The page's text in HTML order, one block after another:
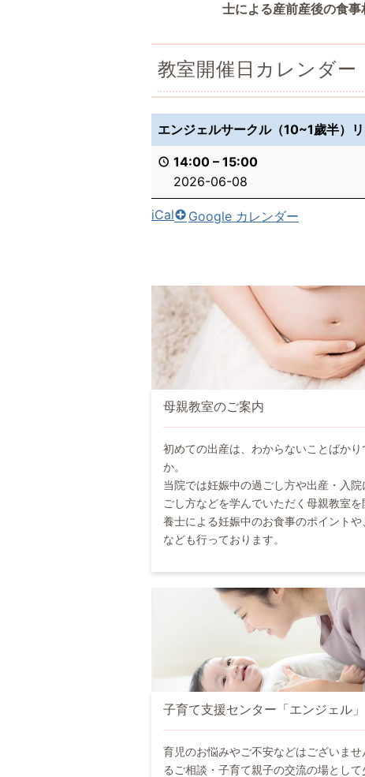
士による産前産後の食事
教室開催日カレンダー
エンジェルサークル（10~1歲半）
14:00 – 15:00
2026-06-08
iCal Google カレンダー
母親教室のご案内
初めての出産は、わからないことばか
か。
当院では妊娠中の過ごし方や出産・入
ごし方などを学んでいただく母親教室
養士による妊娠中のお食事のポイント
なども行っております。
子育て支援センター「エンジェル」
育児のお悩みやご不安などはございま
るご相談・子育て親子の交流の場とし